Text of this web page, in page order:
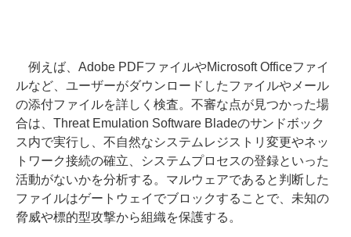
例えば、Adobe PDFファイルやMicrosoft Officeファイ
ルなど、ユーザーがダウンロードしたファイルやメール
の添付ファイルを詳しく検査。不審な点が見つかった場
合は、Threat Emulation Software Bladeのサンドボック
ス内で実行し、不自然なシステムレジストリ変更やネッ
トワーク接続の確立、システムプロセスの登録といった
活動がないかを分析する。マルウェアであると判断した
ファイルはゲートウェイでブロックすることで、未知の
脅威や標的型攻撃から組織を保護する。